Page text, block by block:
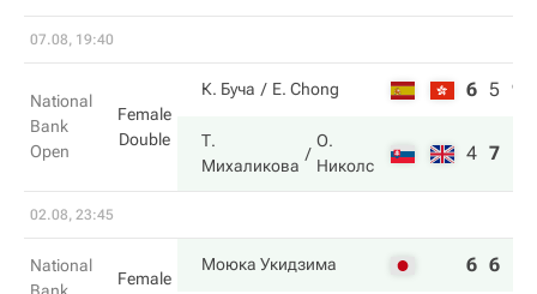
07.08, 19:40
National
Bank
Open
Female
Double
К. Буча E. Chong 6 5 9
Т.
Михаликова
О.
Николс
4 7
02.08, 23:45
National
Female
Моюка Укидзима 6 6